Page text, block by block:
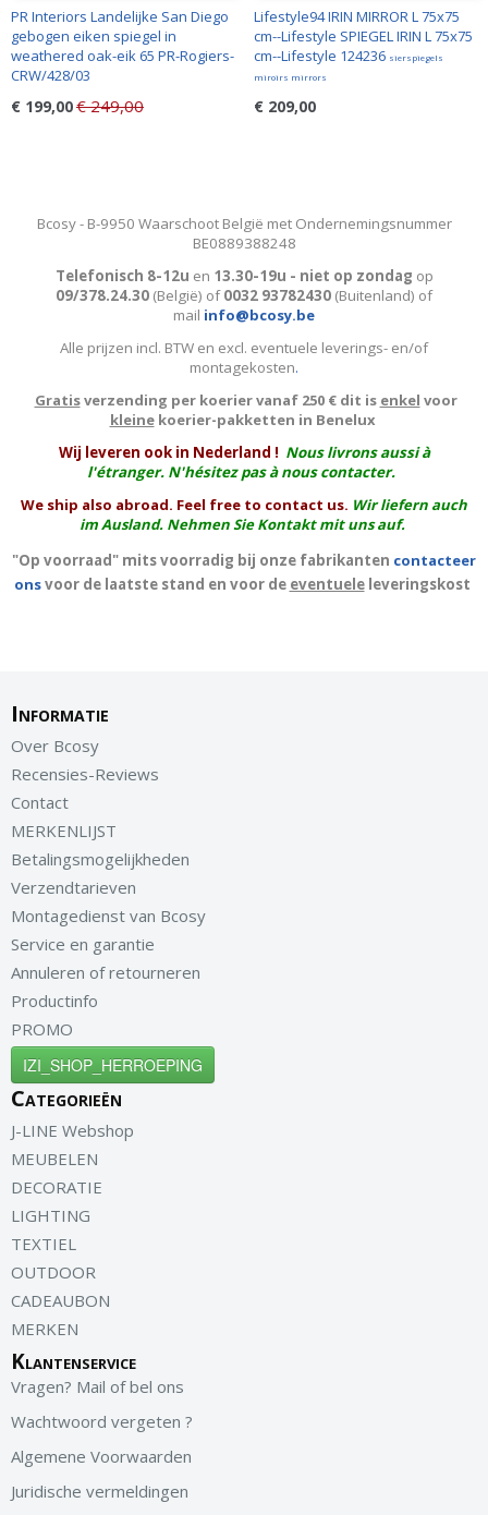
PR Interiors Landelijke San Diego
gebogen eiken spiegel in
weathered oak-eik 65 PR-Rogiers-
CRW/428/03
€ 199,00€ 249,00
Lifestyle94 IRIN MIRROR L 75x75
cm--Lifestyle SPIEGEL IRIN L 75x75
cm--Lifestyle 124236 sierspiegels
miroirs mirrors
€ 209,00
Bcosy - B-9950 Waarschoot België met Ondernemingsnummer
BE0889388248
Telefonisch 8-12u en 13.30-19u - niet op zondag op
09/378.24.30 (België) of0032 93782430 (Buitenland) of
mail info@bcosy.be
Alle prijzen incl. BTW en excl. eventuele leverings- en/of
montagekosten.
Gratisverzending per koerier vanaf 250 € dit is enkel voor
kleinekoerier-pakketten in Benelux
Wij leveren ook in Nederland ! Nous livrons aussi à
l'étranger. N'hésitez pas à nous contacter.
We ship also abroad. Feel free to contact us. Wir liefern auch
im Ausland. Nehmen Sie Kontakt mit uns auf.
"Op voorraad" mits voorradig bij onze fabrikanten contacteer
onsvoor de laatste stand en voor de eventueleleveringskost
Informatie
Over Bcosy
Recensies-Reviews
Contact
MERKENLIJST
Betalingsmogelijkheden
Verzendtarieven
Montagedienst van Bcosy
Service en garantie
Annuleren of retourneren
Productinfo
PROMO
IZI_SHOP_HERROEPING
Categorieën
J-LINE Webshop
MEUBELEN
DECORATIE
LIGHTING
TEXTIEL
OUTDOOR
CADEAUBON
MERKEN
Klantenservice
Vragen? Mail of bel ons
Wachtwoord vergeten ?
Algemene Voorwaarden
Juridische vermeldingen